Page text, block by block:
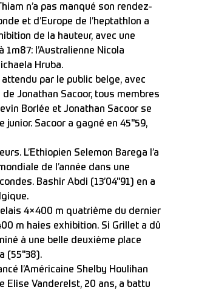
n’a pas manqué son rendez-
et d’Europe de l’heptathlon a
de la hauteur, avec une
l’Australienne Nicola
Hruba.
par le public belge, avec
Jonathan Sacoor, tous membres
Borlée et Jonathan Sacoor se
Sacoor a gagné en 45"59,
L’Ethiopien Selemon Barega l’a
de l’année dans une
Bashir Abdi (13’04"91) en a
4×400 m quatrième du dernier
m haies exhibition. Si Grillet a dû
à une belle deuxième place
(55"38).
l’Américaine Shelby Houlihan
Elise Vanderelst, 20 ans, a battu